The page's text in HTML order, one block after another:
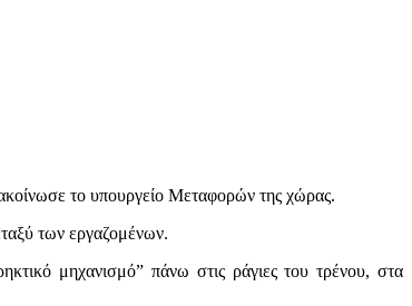
το υπουργείο Μεταφορών της χώρας.
των εργαζομένων.
μηχανισμό” πάνω στις ράγιες του τρένου, στα